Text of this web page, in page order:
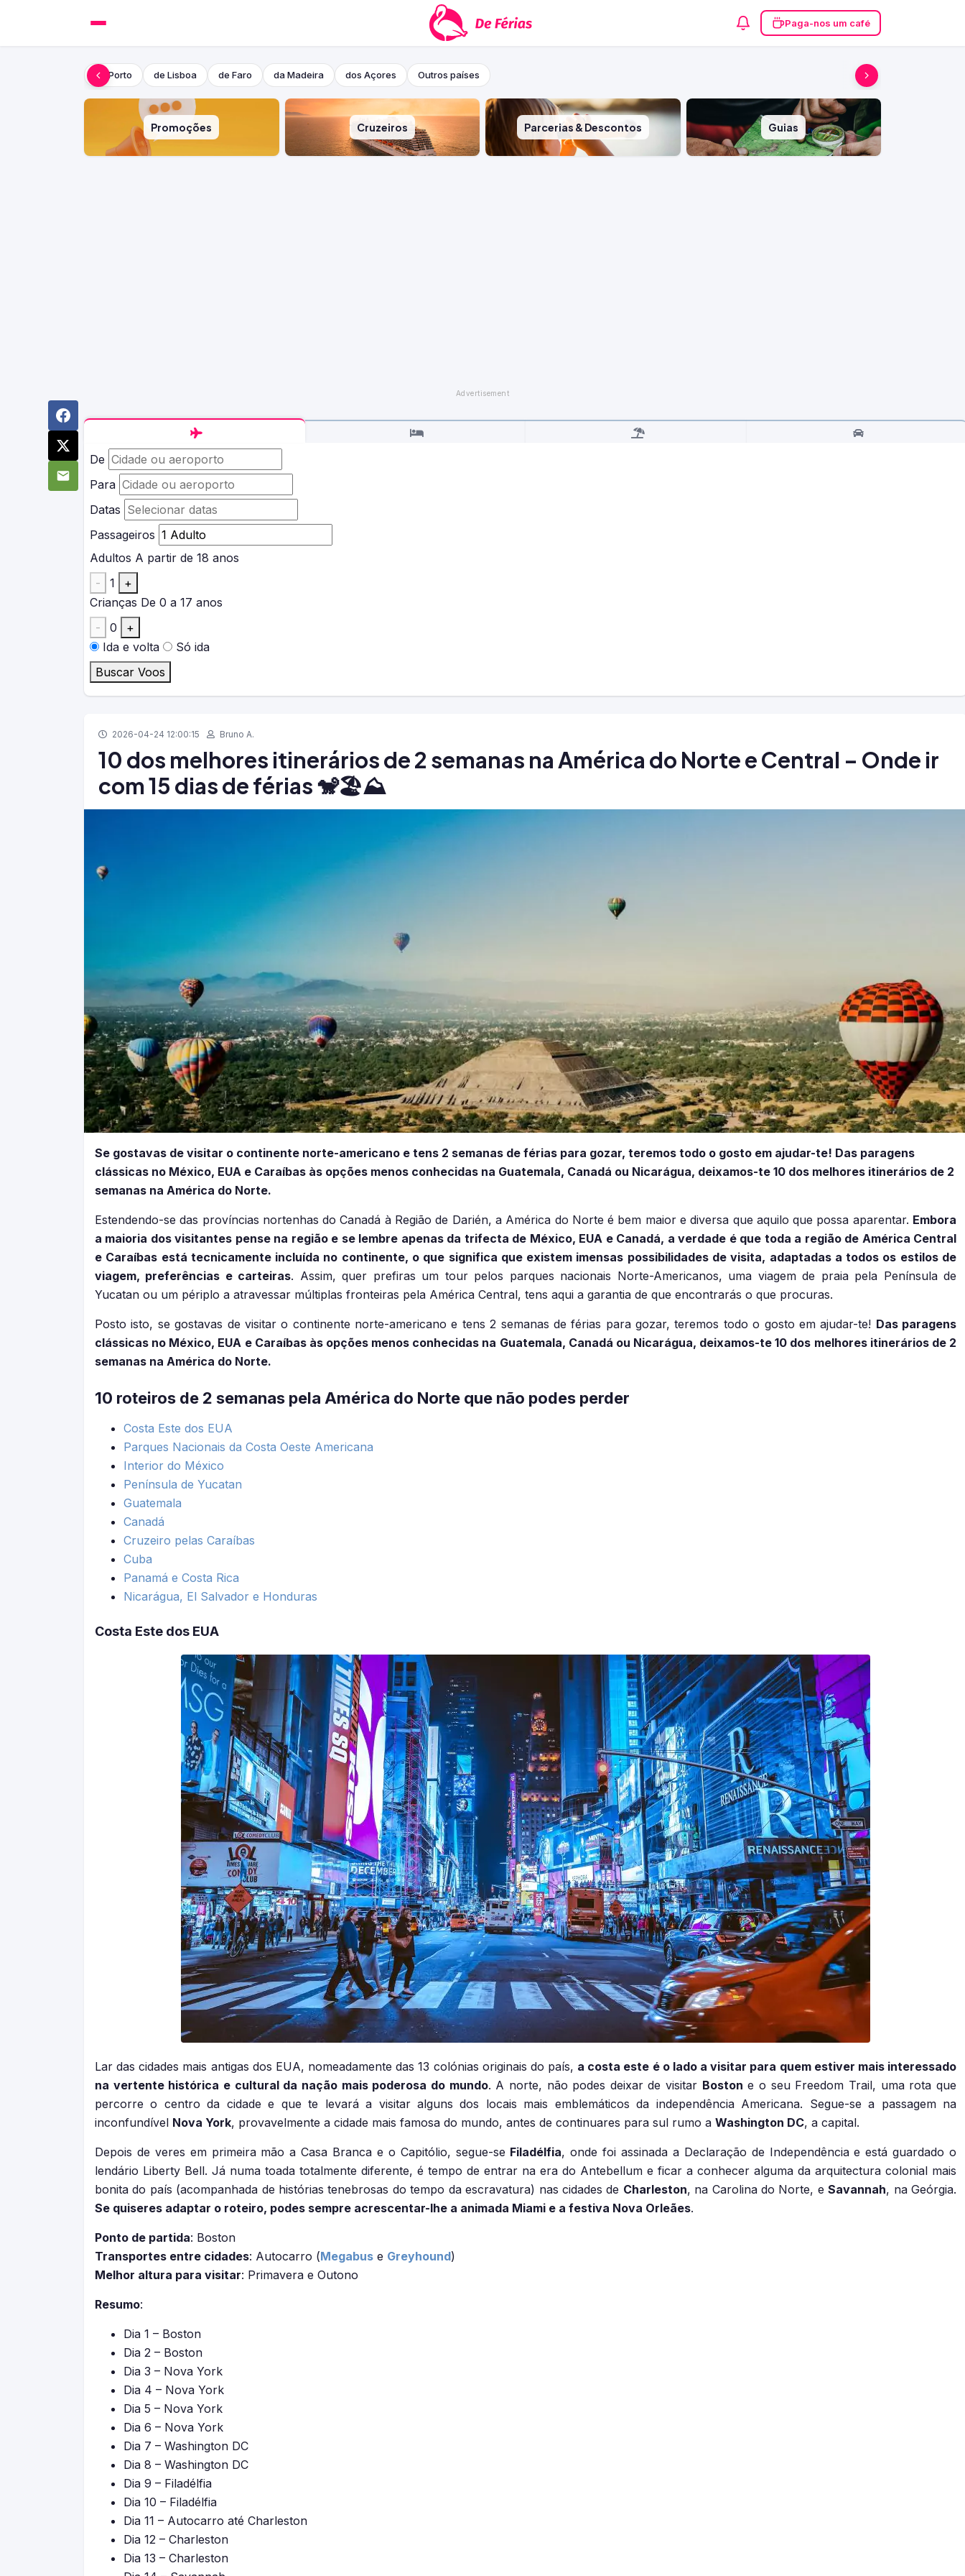
Paga-nos um café
do Porto de Lisboa de Faro da Madeira dos Açores Outros países
Promoções Cruzeiros Parcerias & Descontos Guias
De
Para
Datas
Passageiros
Adultos A partir de 18 anos
-
1
+
Crianças De 0 a 17 anos
-
0
+
Ida e volta
Só ida
Buscar Voos
2026-04-24 12:00:15 Bruno A.
10 dos melhores itinerários de 2 semanas na América do Norte e Central – Onde ir
com 15 dias de férias 🐒🏖️⛰️
Se gostavas de visitar o continente norte-americano e tens 2 semanas de férias para gozar, teremos todo o gosto em ajudar-te! Das paragens
clássicas no México, EUA e Caraíbas às opções menos conhecidas na Guatemala, Canadá ou Nicarágua, deixamos-te 10 dos melhores itinerários de 2
semanas na América do Norte.
Estendendo-se das províncias nortenhas do Canadá à Região de Darién, a América do Norte é bem maior e diversa que aquilo que possa aparentar. Embora
a maioria dos visitantes pense na região e se lembre apenas da trifecta de México, EUA e Canadá, a verdade é que toda a região de América Central
e Caraíbas está tecnicamente incluída no continente, o que significa que existem imensas possibilidades de visita, adaptadas a todos os estilos de
viagem, preferências e carteiras. Assim, quer prefiras um tour pelos parques nacionais Norte-Americanos, uma viagem de praia pela Península de
Yucatan ou um périplo a atravessar múltiplas fronteiras pela América Central, tens aqui a garantia de que encontrarás o que procuras.
Posto isto, se gostavas de visitar o continente norte-americano e tens 2 semanas de férias para gozar, teremos todo o gosto em ajudar-te! Das paragens
clássicas no México, EUA e Caraíbas às opções menos conhecidas na Guatemala, Canadá ou Nicarágua, deixamos-te 10 dos melhores itinerários de 2
semanas na América do Norte.
10 roteiros de 2 semanas pela América do Norte que não podes perder
Costa Este dos EUA
Parques Nacionais da Costa Oeste Americana
Interior do México
Península de Yucatan
Guatemala
Canadá
Cruzeiro pelas Caraíbas
Cuba
Panamá e Costa Rica
Nicarágua, El Salvador e Honduras
Costa Este dos EUA
Lar das cidades mais antigas dos EUA, nomeadamente das 13 colónias originais do país, a costa este é o lado a visitar para quem estiver mais interessado
na vertente histórica e cultural da nação mais poderosa do mundo. A norte, não podes deixar de visitar Boston e o seu Freedom Trail, uma rota que
percorre o centro da cidade e que te levará a visitar alguns dos locais mais emblemáticos da independência Americana. Segue-se a passagem na
inconfundível Nova York, provavelmente a cidade mais famosa do mundo, antes de continuares para sul rumo a Washington DC, a capital.
Depois de veres em primeira mão a Casa Branca e o Capitólio, segue-se Filadélfia, onde foi assinada a Declaração de Independência e está guardado o
lendário Liberty Bell. Já numa toada totalmente diferente, é tempo de entrar na era do Antebellum e ficar a conhecer alguma da arquitectura colonial mais
bonita do país (acompanhada de histórias tenebrosas do tempo da escravatura) nas cidades de Charleston, na Carolina do Norte, eSavannah, na Geórgia.
Se quiseres adaptar o roteiro, podes sempre acrescentar-lhe a animada Miami e a festiva Nova Orleães.
Ponto de partida: Boston
Transportes entre cidades: Autocarro (Megabus e Greyhound)
Melhor altura para visitar: Primavera e Outono
Resumo:
Dia 1 – Boston
Dia 2 – Boston
Dia 3 – Nova York
Dia 4 – Nova York
Dia 5 – Nova York
Dia 6 – Nova York
Dia 7 – Washington DC
Dia 8 – Washington DC
Dia 9 – Filadélfia
Dia 10 – Filadélfia
Dia 11 – Autocarro até Charleston
Dia 12 – Charleston
Dia 13 – Charleston